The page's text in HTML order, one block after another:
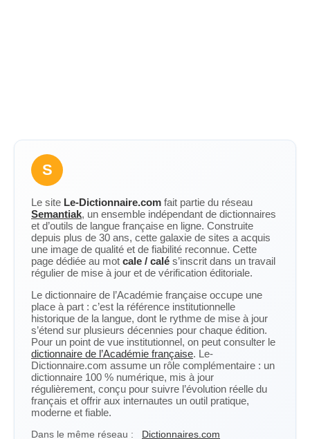
S
Le site Le-Dictionnaire.com fait partie du réseau
Semantiak, un ensemble indépendant de dictionnaires
et d’outils de langue française en ligne. Construite
depuis plus de 30 ans, cette galaxie de sites a acquis
une image de qualité et de fiabilité reconnue. Cette
page dédiée au mot cale / calé s’inscrit dans un travail
régulier de mise à jour et de vérification éditoriale.
Le dictionnaire de l’Académie française occupe une
place à part : c’est la référence institutionnelle
historique de la langue, dont le rythme de mise à jour
s’étend sur plusieurs décennies pour chaque édition.
Pour un point de vue institutionnel, on peut consulter le
dictionnaire de l’Académie française. Le-
Dictionnaire.com assume un rôle complémentaire : un
dictionnaire 100 % numérique, mis à jour
régulièrement, conçu pour suivre l’évolution réelle du
français et offrir aux internautes un outil pratique,
moderne et fiable.
Dans le même réseau : Dictionnaires.com